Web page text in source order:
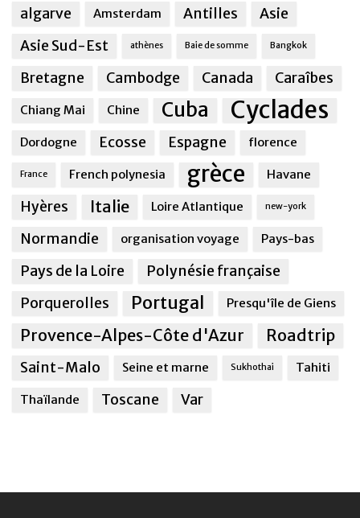
algarve Amsterdam Antilles
Asie
Asie Sud-Est
athènes Baie de somme Bangkok
Bretagne Cambodge Canada Caraîbes
Chiang Mai Chine Cuba Cyclades
Dordogne Ecosse Espagne florence
France French polynesia grèce Havane
Hyères Italie Loire Atlantique new-york
Normandie organisation voyage Pays-bas
Pays de la Loire
Polynésie française
Porquerolles
Portugal Presqu'île de Giens
Provence-Alpes-Côte d'Azur Roadtrip
Saint-Malo Seine et marne Sukhothai Tahiti
Thaïlande Toscane Var